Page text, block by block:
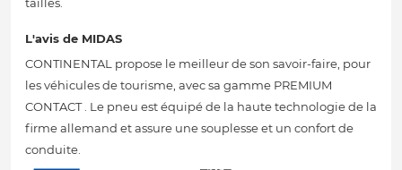
tailles.
L'avis de MIDAS
CONTINENTAL propose le meilleur de son savoir-faire, pour
les véhicules de tourisme, avec sa gamme PREMIUM
CONTACT . Le pneu est équipé de la haute technologie de la
firme allemand et assure une souplesse et un confort de
conduite.